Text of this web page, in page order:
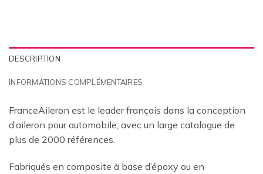
DESCRIPTION
INFORMATIONS COMPLÉMENTAIRES
FranceAileron est le leader français dans la conception
d’aileron pour automobile, avec un large catalogue de
plus de 2000 références.
Fabriqués en composite à base d’époxy ou en